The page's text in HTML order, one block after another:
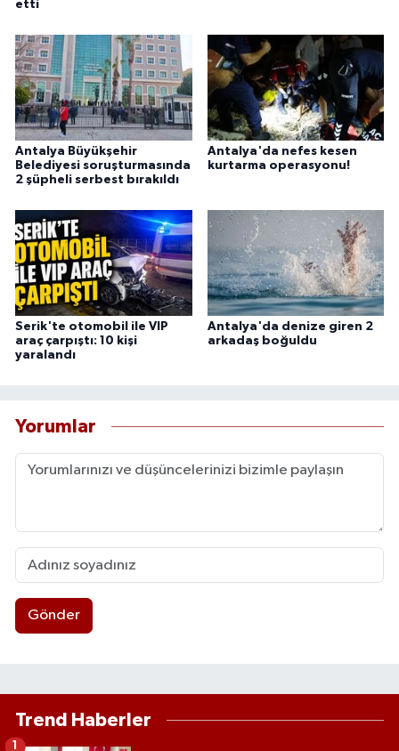
etti
Antalya Büyükşehir
Belediyesi soruşturmasında
2 şüpheli serbest bırakıldı
Antalya'da nefes kesen
kurtarma operasyonu!
Serik'te otomobil ile VIP
araç çarpıştı: 10 kişi
yaralandı
Antalya'da denize giren 2
arkadaş boğuldu
Yorumlar
Gönder
Trend Haberler
1